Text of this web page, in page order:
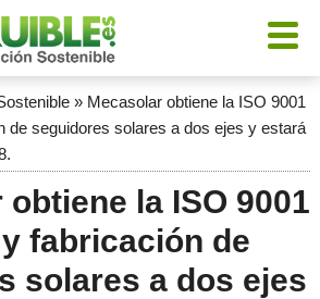
» Mecasolar obtiene la ISO 9001
de seguidores solares a dos ejes y estará
la ISO 9001
fabricación de
solares a dos ejes